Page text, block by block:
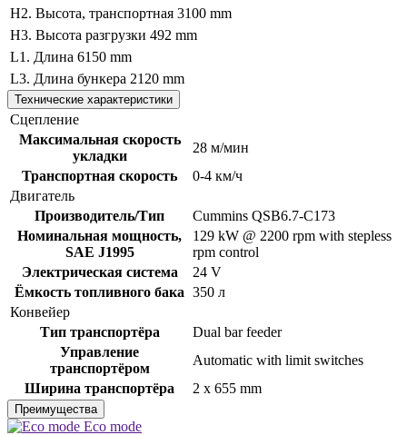
H2. Высота, транспортная 3100 mm
H3. Высота разгрузки 492 mm
L1. Длина 6150 mm
L3. Длина бункера 2120 mm
Технические характеристики
Сцепление
Максимальная скорость
укладки
28 м/мин
Транспортная скорость
0-4 км/ч
Двигатель
Производитель/Тип
Cummins QSB6.7-C173
Номинальная мощность,
SAE J1995
129 kW @ 2200 rpm with stepless
rpm control
Электрическая система
24 V
Ёмкость топливного бака 350 л
Конвейер
Тип транспортёра
Dual bar feeder
Управление
транспортёром
Automatic with limit switches
Ширина транспортёра
2 x 655 mm
Преимущества
Eco mode